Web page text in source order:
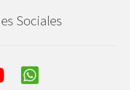
Sociales